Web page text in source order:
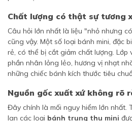
Chất lượng có thật sự tương
Câu hỏi lớn nhất là liệu "nhỏ nhưng
cũng vậy. Một số loại bánh mini, đặc
rẻ, có thể bị cắt giảm chất lượng. Lớp
phần nhân lỏng lẻo, hương vị nhạt
những chiếc bánh kích thước tiêu
Nguồn gốc xuất xứ không rõ
Đây chính là mối nguy hiểm lớn nhất.
lan các loại bánh trung thu mini